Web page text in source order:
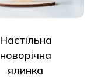
Настільна
новорічна
ялинка